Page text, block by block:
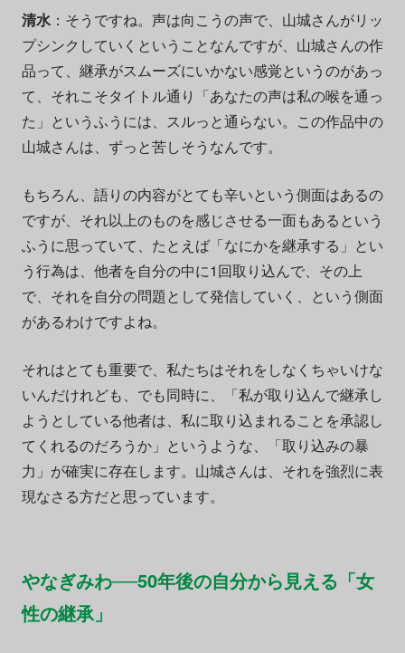
清水：そうですね。声は向こうの声で、山城さんがリッ
プシンクしていくということなんですが、山城さんの作
品って、継承がスムーズにいかない感覚というのがあっ
て、それこそタイトル通り「あなたの声は私の喉を通っ
た」というふうには、スルっと通らない。この作品中の
山城さんは、ずっと苦しそうなんです。
もちろん、語りの内容がとても辛いという側面はあるの
ですが、それ以上のものを感じさせる一面もあるという
ふうに思っていて、たとえば「なにかを継承する」とい
う行為は、他者を自分の中に1回取り込んで、その上
で、それを自分の問題として発信していく、という側面
があるわけですよね。
それはとても重要で、私たちはそれをしなくちゃいけな
いんだけれども、でも同時に、「私が取り込んで継承し
ようとしている他者は、私に取り込まれることを承認し
てくれるのだろうか」というような、「取り込みの暴
力」が確実に存在します。山城さんは、それを強烈に表
現なさる方だと思っています。
やなぎみわ──50年後の自分から見える「女
性の継承」